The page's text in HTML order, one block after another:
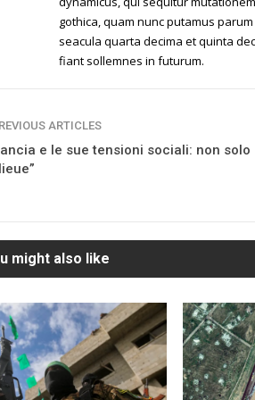
gothica, quam nunc putamus
seacula quarta decima et quinta
fiant sollemnes in futurum.
ARTICLES
e le sue tensioni sociali: non solo
might also like